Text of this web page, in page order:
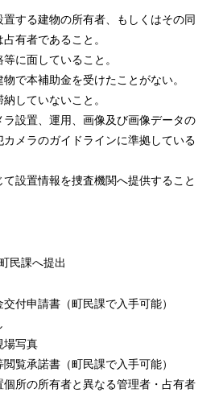
する建物の所有者、もしくはその同
有者であること。
に面していること。
で本補助金を受けたことがない。
していないこと。
設置、運用、画像及び画像データの
メラのガイドラインに準拠している
設置情報を捜査機関へ提供すること
民課へ提出
付申請書（町民課で入手可能）
場写真
覧承諾書（町民課で入手可能）
所の所有者と異なる管理者・占有者